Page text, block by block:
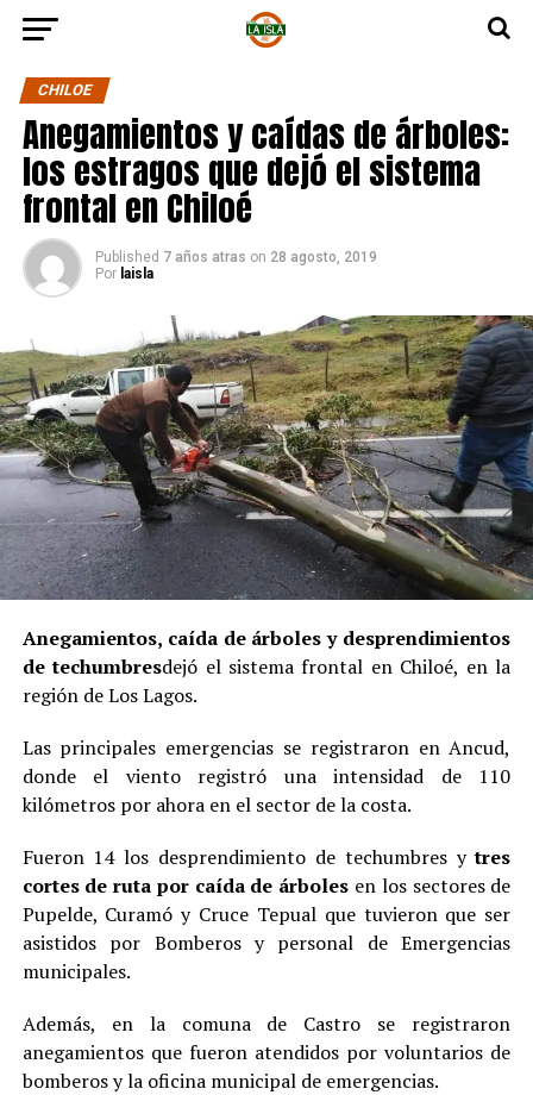
CHILOE
Anegamientos y caídas de árboles:
los estragos que dejó el sistema
frontal en Chiloé
Published 7 años atras on 28 agosto, 2019
Por laisla
Anegamientos, caída de árboles y desprendimientos
de techumbresdejó el sistema frontal en Chiloé, en la
región de Los Lagos.
Las principales emergencias se registraron en Ancud,
donde el viento registró una intensidad de 110
kilómetros por ahora en el sector de la costa.
Fueron 14 los desprendimiento de techumbres ytres
cortes de ruta por caída de árboles en los sectores de
Pupelde, Curamó y Cruce Tepual que tuvieron que ser
asistidos por Bomberos y personal de Emergencias
municipales.
Además, en la comuna de Castro se registraron
anegamientos que fueron atendidos por voluntarios de
bomberos y la oficina municipal de emergencias.